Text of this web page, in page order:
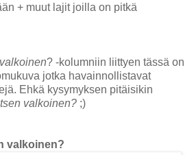
+ muut lajit joilla on pitkä
? -kolumniin liittyen tässä on
jotka havainnollistavat
Ehkä kysymyksen pitäisikin
valkoinen? ;)
valkoinen?